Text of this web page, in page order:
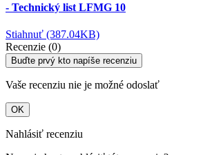
- Technický list LFMG 10
Stiahnuť (387.04KB)
Recenzie (0)
Buďte prvý kto napíše recenziu
Vaše recenziu nie je možné odoslať
OK
Nahlásiť recenziu